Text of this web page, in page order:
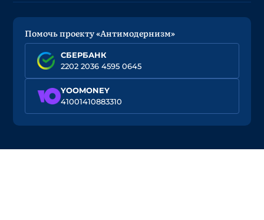
Помочь проекту «Антимодернизм»
СБЕРБАНК
2202 2036 4595 0645
YOOMONEY
41001410883310